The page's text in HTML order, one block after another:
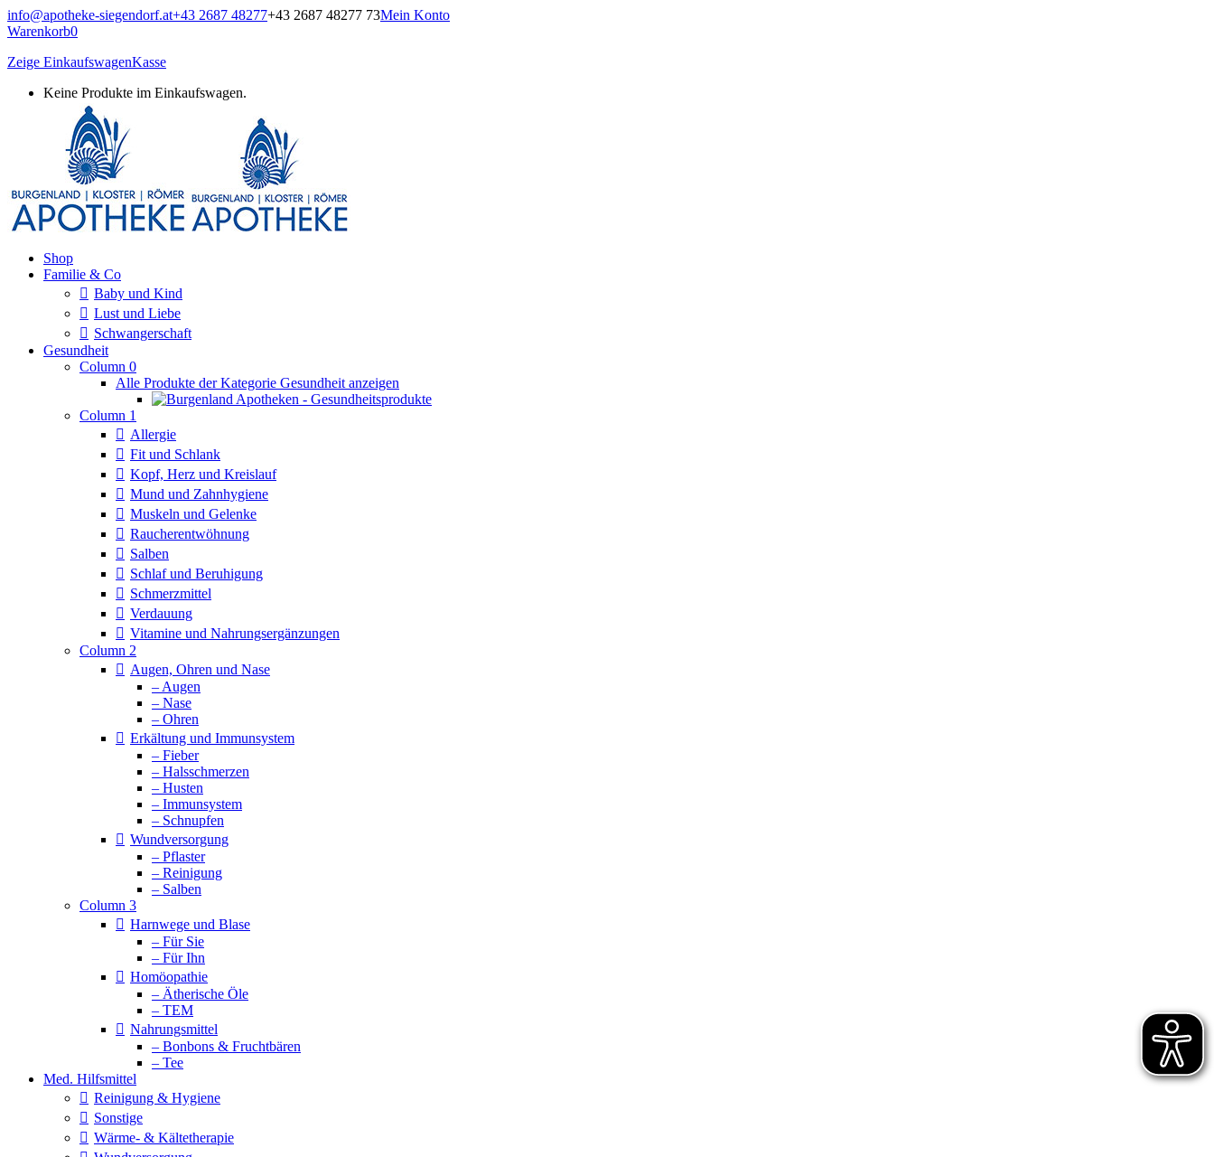
Zum
Inhalt
info@apotheke-siegendorf.at+43 2687 48277+43 2687 48277 73Mein Konto
Warenkorb0
Zeige EinkaufswagenKasse
Keine Produkte im Einkaufswagen.
Burgenland, Kloster, Römer Apotheke
Onlineshop
Shop
Familie & Co
Baby und Kind
Lust und Liebe
Schwangerschaft
Gesundheit
Column 0
Alle Produkte der Kategorie Gesundheit anzeigen
Column 1
Allergie
Fit und Schlank
Kopf, Herz und Kreislauf
Mund und Zahnhygiene
Muskeln und Gelenke
Raucherentwöhnung
Salben
Schlaf und Beruhigung
Schmerzmittel
Verdauung
Vitamine und Nahrungsergänzungen
Column 2
Augen, Ohren und Nase
– Augen
– Nase
– Ohren
Erkältung und Immunsystem
– Fieber
– Halsschmerzen
– Husten
– Immunsystem
– Schnupfen
Wundversorgung
– Pflaster
– Reinigung
– Salben
Column 3
Harnwege und Blase
– Für Sie
– Für Ihn
Homöopathie
– Ätherische Öle
– TEM
Nahrungsmittel
– Bonbons & Fruchtbären
– Tee
Med. Hilfsmittel
Reinigung & Hygiene
Sonstige
Wärme- & Kältetherapie